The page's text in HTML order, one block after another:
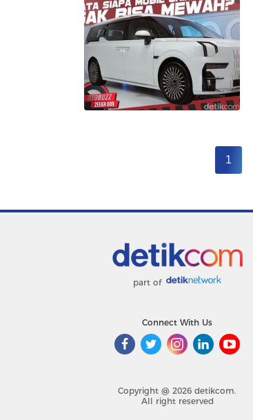
1
part of
Connect With Us
Copyright @ 2026 detikcom.
All right reserved